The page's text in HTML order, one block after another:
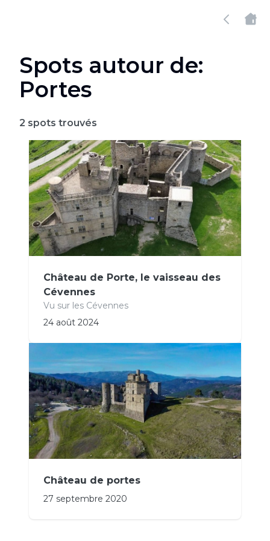
Spots autour de:
Portes
2 spots trouvés
Château de Porte, le vaisseau des
Cévennes
Vu sur les Cévennes
24 août 2024
Château de portes
27 septembre 2020